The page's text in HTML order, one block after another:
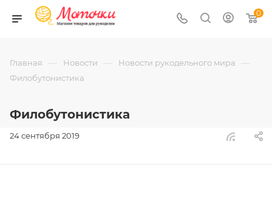
0
Главная — Новости — Новости рукодельного мира —
Филобутонистика
Филобутонистика
24 сентября 2019